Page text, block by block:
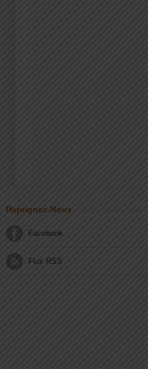
Rejoignez-Nous
Facebook
Flux RSS